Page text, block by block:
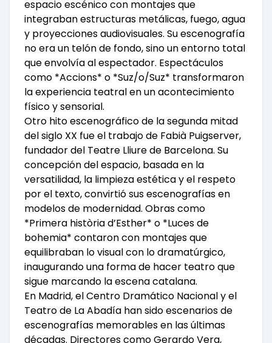
espacio escénico con montajes que
integraban estructuras metálicas, fuego, agua
y proyecciones audiovisuales. Su escenografía
no era un telón de fondo, sino un entorno total
que envolvía al espectador. Espectáculos
como *Accions* o *Suz/o/Suz* transformaron
la experiencia teatral en un acontecimiento
físico y sensorial.
Otro hito escenográfico de la segunda mitad
del siglo XX fue el trabajo de Fabià Puigserver,
fundador del Teatre Lliure de Barcelona. Su
concepción del espacio, basada en la
versatilidad, la limpieza estética y el respeto
por el texto, convirtió sus escenografías en
modelos de modernidad. Obras como
*Primera història d’Esther* o *Luces de
bohemia* contaron con montajes que
equilibraban lo visual con lo dramatúrgico,
inaugurando una forma de hacer teatro que
sigue marcando la escena catalana.
En Madrid, el Centro Dramático Nacional y el
Teatro de La Abadía han sido escenarios de
escenografías memorables en las últimas
décadas. Directores como Gerardo Vera,